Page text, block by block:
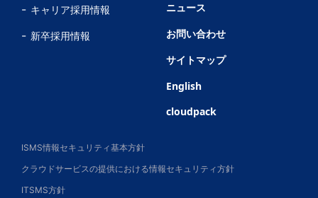
キャリア採用情報
新卒採用情報
ニュース
お問い合わせ
サイトマップ
English
cloudpack
ISMS情報セキュリティ基本方針
クラウドサービスの提供における情報セキュリティ方針
ITSMS方針